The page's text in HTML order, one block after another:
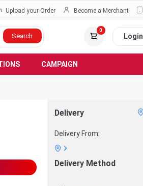
Upload your Order Become a Merchant
Search
0
Login
CAMPAIGN
Delivery
Delivery From:
Delivery Method